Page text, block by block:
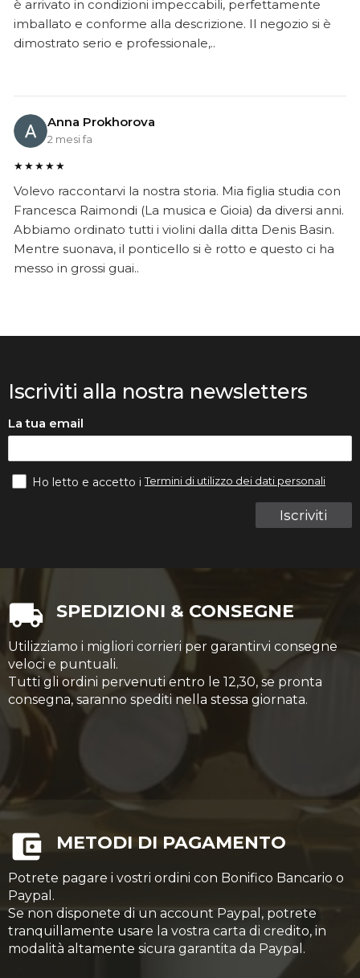
è arrivato in condizioni impeccabili, perfettamente
imballato e conforme alla descrizione. Il negozio si è
dimostrato serio e professionale,..
Anna Prokhorova
2 mesi fa
★★★★★
Volevo raccontarvi la nostra storia. Mia figlia studia con
Francesca Raimondi (La musica e Gioia) da diversi anni.
Abbiamo ordinato tutti i violini dalla ditta Denis Basin.
Mentre suonava, il ponticello si è rotto e questo ci ha
messo in grossi guai..
Iscriviti alla nostra newsletters
La tua email
Iscriviti
Ho letto e accetto iTermini di utilizzo dei dati personali
SPEDIZIONI & CONSEGNE
Utilizziamo i migliori corrieri per garantirvi consegne
veloci e puntuali.
Tutti gli ordini pervenuti entro le 12,30, se pronta
consegna, saranno spediti nella stessa giornata.
METODI DI PAGAMENTO
Potrete pagare i vostri ordini con Bonifico Bancario o
Paypal.
Se non disponete di un account Paypal, potrete
tranquillamente usare la vostra carta di credito, in
modalità altamente sicura garantita da Paypal.